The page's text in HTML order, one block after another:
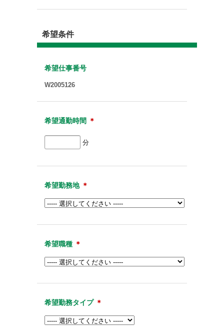
希望条件
希望仕事番号
W2005126
希望通勤時間 ＊
分
希望勤務地 ＊
希望職種 ＊
希望勤務タイプ ＊